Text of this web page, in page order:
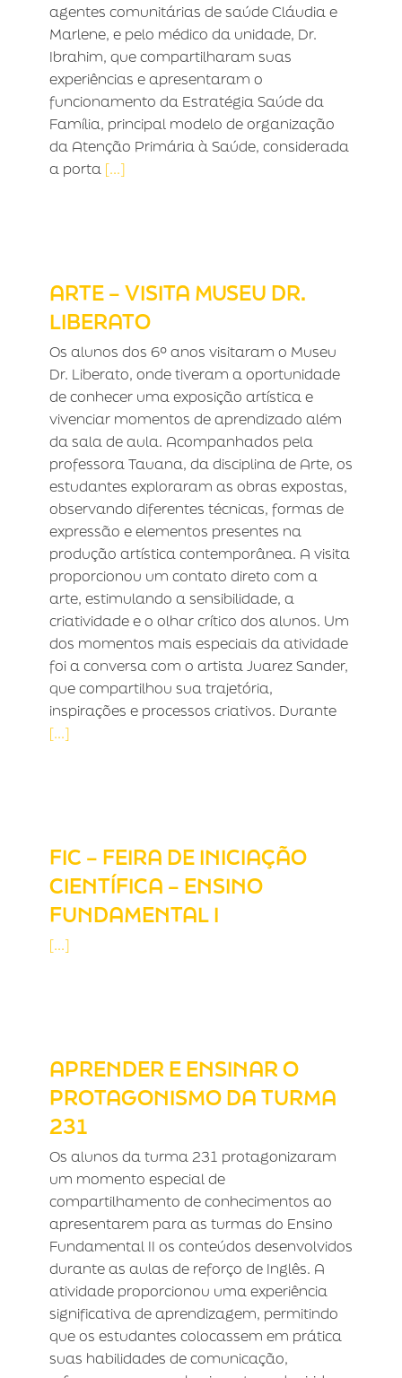
agentes comunitárias de saúde Cláudia e
Marlene, e pelo médico da unidade, Dr.
Ibrahim, que compartilharam suas
experiências e apresentaram o
funcionamento da Estratégia Saúde da
Família, principal modelo de organização
da Atenção Primária à Saúde, considerada
a porta [...]
ARTE – VISITA MUSEU DR.
LIBERATO
Os alunos dos 6º anos visitaram o Museu
Dr. Liberato, onde tiveram a oportunidade
de conhecer uma exposição artística e
vivenciar momentos de aprendizado além
da sala de aula. Acompanhados pela
professora Tauana, da disciplina de Arte, os
estudantes exploraram as obras expostas,
observando diferentes técnicas, formas de
expressão e elementos presentes na
produção artística contemporânea. A visita
proporcionou um contato direto com a
arte, estimulando a sensibilidade, a
criatividade e o olhar crítico dos alunos. Um
dos momentos mais especiais da atividade
foi a conversa com o artista Juarez Sander,
que compartilhou sua trajetória,
inspirações e processos criativos. Durante
[...]
I
FIC – FEIRA DE INICIAÇÃO
CIENTÍFICA – ENSINO
FUNDAMENTAL I
[...]
APRENDER E ENSINAR O
PROTAGONISMO DA TURMA
231
Os alunos da turma 231 protagonizaram
um momento especial de
compartilhamento de conhecimentos ao
apresentarem para as turmas do Ensino
Fundamental II os conteúdos desenvolvidos
durante as aulas de reforço de Inglês. A
atividade proporcionou uma experiência
significativa de aprendizagem, permitindo
que os estudantes colocassem em prática
suas habilidades de comunicação,